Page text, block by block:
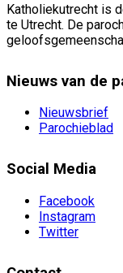
Katholiekutrecht is
te Utrecht. De
Nieuws van de
Nieuwsbrief
Parochieblad
Social Media
Facebook
Instagram
Twitter